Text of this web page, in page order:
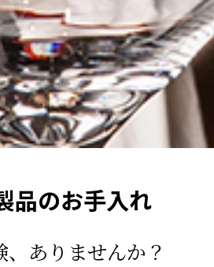
品のお手入れ
、ありませんか？